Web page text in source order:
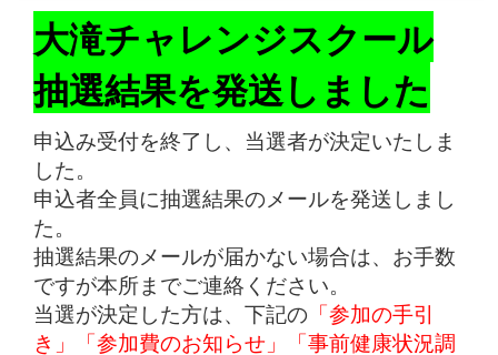
大滝チャレンジスクール
抽選結果を発送しました
申込み受付を終了し、当選者が決定いたしま
した。
申込者全員に抽選結果のメールを発送しまし
た。
抽選結果のメールが届かない場合は、お手数
ですが本所までご連絡ください。
当選が決定した方は、下記の 「参加の手引
き」「参加費のお知らせ」「事前健康状況調